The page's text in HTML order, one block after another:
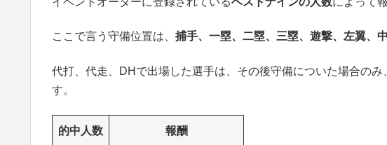
ここで言う守備位置は、 捕手、一塁、二塁、三塁、遊撃、左翼、
代打、代走、DHで出場した選手は、その後守備についた場合の
す。
的中人数 報酬